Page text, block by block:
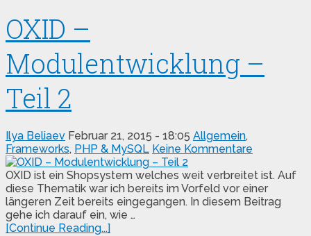
OXID –
Modulentwicklung –
Teil 2
Ilya Beliaev Februar 21, 2015 - 18:05 Allgemein,
Frameworks, PHP & MySQL Keine Kommentare
OXID ist ein Shopsystem welches weit verbreitet ist. Auf
diese Thematik war ich bereits im Vorfeld vor einer
längeren Zeit bereits eingegangen. In diesem Beitrag
gehe ich darauf ein, wie …
[Continue Reading...]